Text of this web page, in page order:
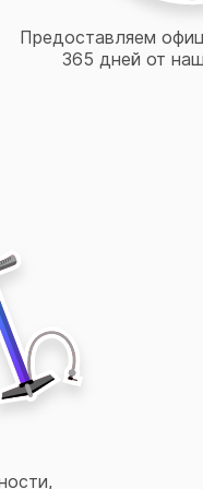
Предоставляем
365 дней от